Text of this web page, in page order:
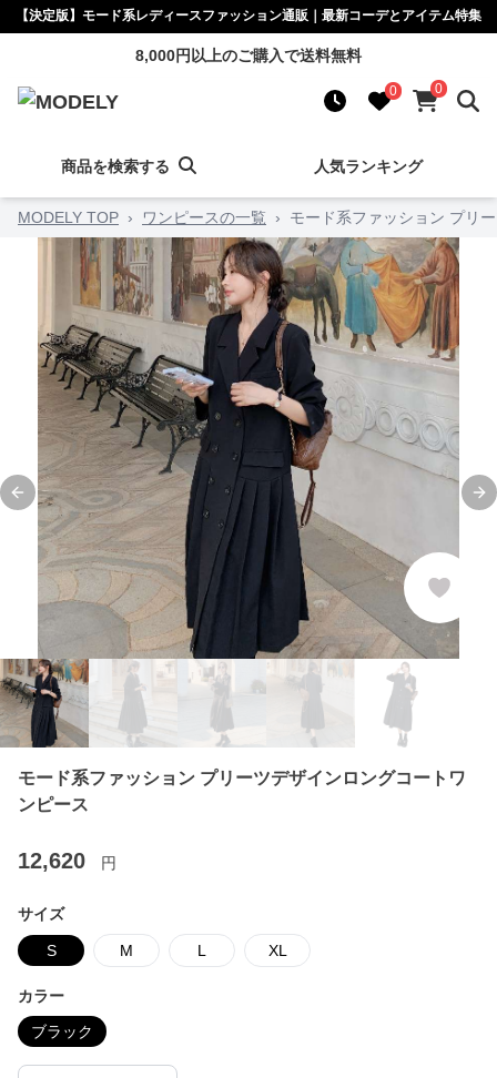
【決定版】モード系レディースファッション通販｜最新コーデとアイテム特集
8,000円以上のご購入で送料無料
0 0
商品を検索する 人気ランキング
MODELY TOP › ワンピースの一覧 › モード系ファッション プリ
Previous slide
モード系ファッション プリーツデザインロングコートワ
ンピース
12,620 円
サイズ
S M L XL
カラー
ブラック